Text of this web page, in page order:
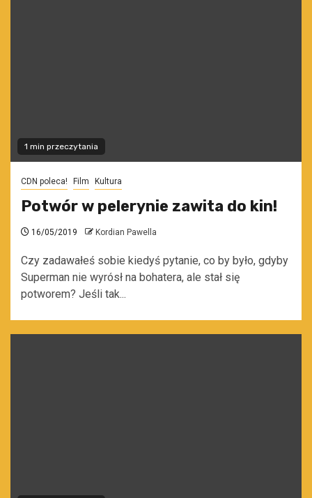
1 min przeczytania
CDN poleca! Film Kultura
Potwór w pelerynie zawita do kin!
16/05/2019 Kordian Pawella
Czy zadawałeś sobie kiedyś pytanie, co by było, gdyby
Superman nie wyrósł na bohatera, ale stał się
potworem? Jeśli tak...